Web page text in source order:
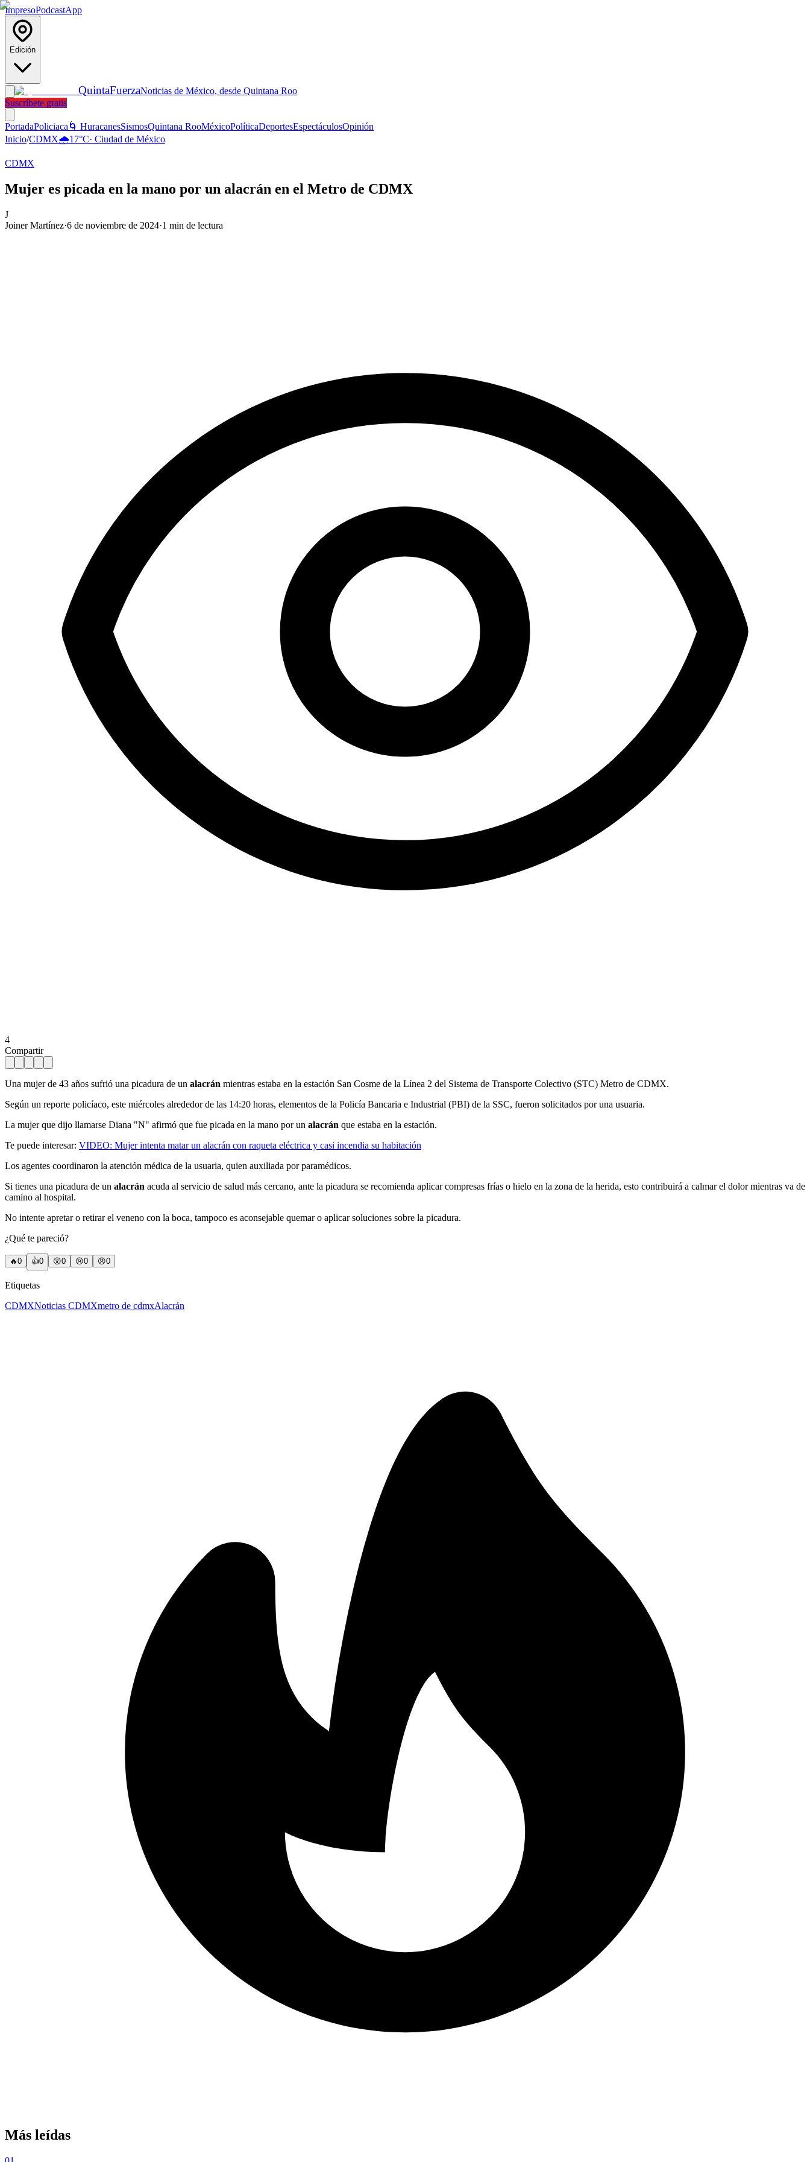
ImpresoPodcastApp
Edición
QuintaFuerzaNoticias de México, desde Quintana Roo
Suscríbete gratis
PortadaPoliciaca 🌀 HuracanesSismosQuintana RooMéxicoPolíticaDeportesEspectáculosOpinión
Inicio/CDMX🌧️17°C· Ciudad de México
CDMX
Mujer es picada en la mano por un alacrán en el Metro de CDMX
J
Joiner Martínez·6 de noviembre de 2024·1 min de lectura
4
Compartir
Una mujer de 43 años sufrió una picadura de un alacrán mientras estaba en la estación San Cosme de la Línea 2 del Sistema de Transporte Colectivo (STC) Metro de CDMX.
Según un reporte policíaco, este miércoles alrededor de las 14:20 horas, elementos de la Policía Bancaria e Industrial (PBI) de la SSC, fueron solicitados por una usuaria.
La mujer que dijo llamarse Diana "N" afirmó que fue picada en la mano por un alacrán que estaba en la estación.
Te puede interesar: VIDEO: Mujer intenta matar un alacrán con raqueta eléctrica y casi incendia su habitación
Los agentes coordinaron la atención médica de la usuaria, quien auxiliada por paramédicos.
Si tienes una picadura de un alacrán acuda al servicio de salud más cercano, ante la picadura se recomienda aplicar compresas frías o hielo en la zona de la herida, esto contribuirá a calmar el dolor mientras va de
camino al hospital.
No intente apretar o retirar el veneno con la boca, tampoco es aconsejable quemar o aplicar soluciones sobre la picadura.
¿Qué te pareció?
🔥0 👍0 😲0 😢0 😠0
Etiquetas
CDMXNoticias CDMXmetro de cdmxAlacrán
Más leídas